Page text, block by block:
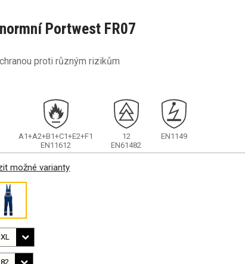
Portwest FR07
proti různým rizikům
A1+A2+B1+C1+E2+F1
EN11612
12
EN61482
EN1149
možné varianty